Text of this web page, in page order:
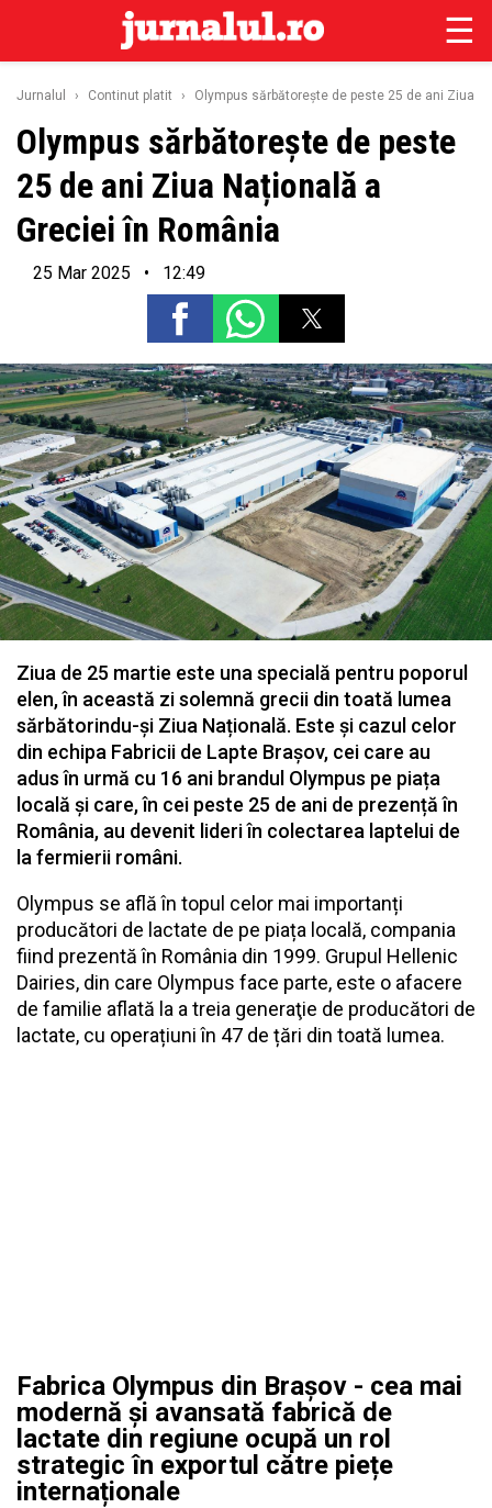
☰
Jurnalul › Continut platit › Olympus sărbătorește de peste 25 de ani Ziua
Olympus sărbătorește de peste
25 de ani Ziua Națională a
Greciei în România
25 Mar 2025 • 12:49
Ziua de 25 martie este una specială pentru poporul
elen, în această zi solemnă grecii din toată lumea
sărbătorindu-și Ziua Națională. Este și cazul celor
din echipa Fabricii de Lapte Brașov, cei care au
adus în urmă cu 16 ani brandul Olympus pe piața
locală și care, în cei peste 25 de ani de prezență în
România, au devenit lideri în colectarea laptelui de
la fermierii români.
Olympus se află în topul celor mai importanți
producători de lactate de pe piața locală, compania
fiind prezentă în România din 1999. Grupul Hellenic
Dairies, din care Olympus face parte, este o afacere
de familie aflată la a treia generaţie de producători de
lactate, cu operațiuni în 47 de țări din toată lumea.
Fabrica Olympus din Brașov - cea mai
modernă și avansată fabrică de
lactate din regiune ocupă un rol
strategic în exportul către piețe
internaționale